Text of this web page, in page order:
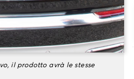
il prodotto avrà le stesse